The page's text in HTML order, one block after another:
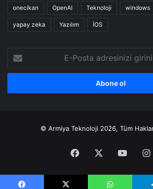
onecikan OpenAl Teknoloji windows
yapay zeka Yazılım İOS
Posta
adresinizi
© Armiya Teknoloji 2026, Tüm
Facebook